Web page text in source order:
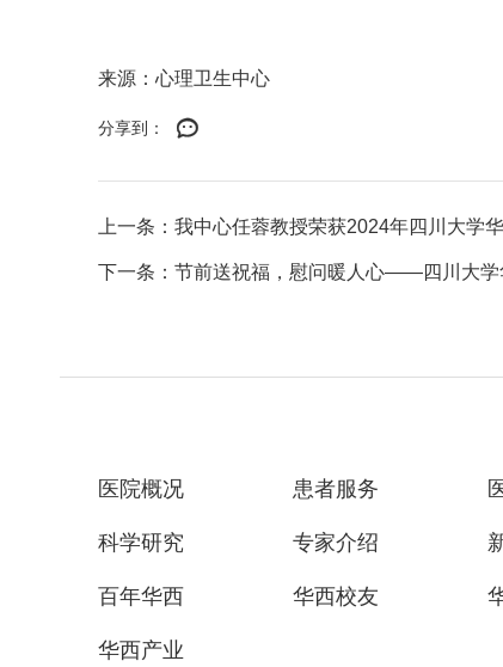
来源：心理卫生中心
分享到：
上一条：我中心任蓉教授荣获2024年四川大学
下一条：节前送祝福，慰问暖人心——四川大学
医院概况 患者服务
科学研究 专家介绍
百年华西 华西校友
华西产业